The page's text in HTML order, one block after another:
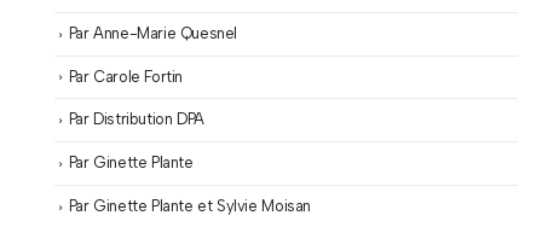
Par Anne-Marie Quesnel
Par Carole Fortin
Par Distribution DPA
Par Ginette Plante
Par Ginette Plante et Sylvie Moisan